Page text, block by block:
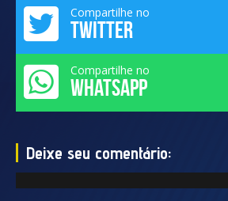
Compartilhe no
TWITTER
Compartilhe no
WHATSAPP
Deixe seu comentário: